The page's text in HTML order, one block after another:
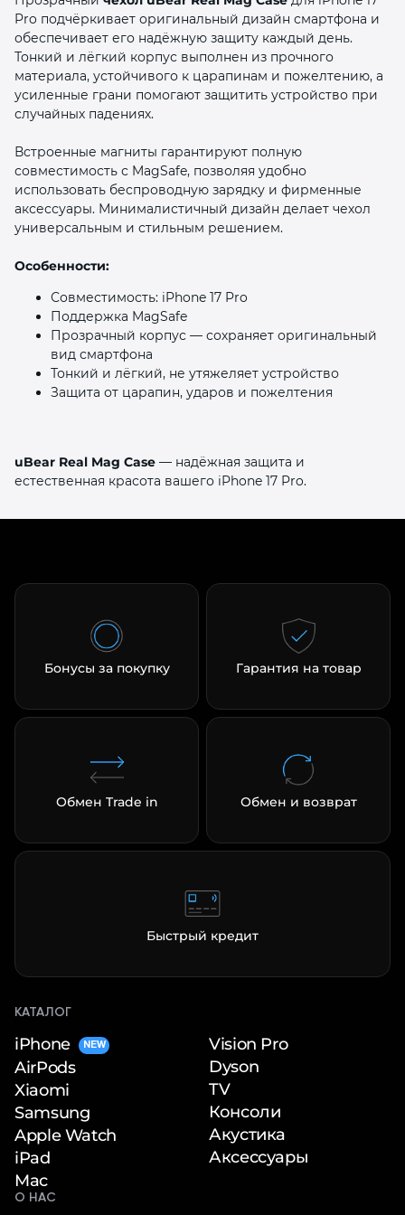
Pro подчёркивает оригинальный дизайн смартфона и
обеспечивает его надёжную защиту каждый день.
Тонкий и лёгкий корпус выполнен из прочного
материала, устойчивого к царапинам и пожелтению, а
усиленные грани помогают защитить устройство при
случайных падениях.
Встроенные магниты гарантируют полную
совместимость с MagSafe, позволяя удобно
использовать беспроводную зарядку и фирменные
аксессуары. Минималистичный дизайн делает чехол
универсальным и стильным решением.
Особенности:
Совместимость: iPhone 17 Pro
Поддержка MagSafe
Прозрачный корпус — сохраняет оригинальный
вид смартфона
Тонкий и лёгкий, не утяжеляет устройство
Защита от царапин, ударов и пожелтения
uBear Real Mag Case — надёжная защита и
естественная красота вашего iPhone 17 Pro.
Бонусы за покупку Гарантия на товар
Обмен Trade in Обмен и возврат
Быстрый кредит
КАТАЛОГ
iPhone NEW
AirPods
Xiaomi
Samsung
Apple Watch
iPad
Mac
Vision Pro
Dyson
TV
Консоли
Акустика
Аксессуары
О НАС